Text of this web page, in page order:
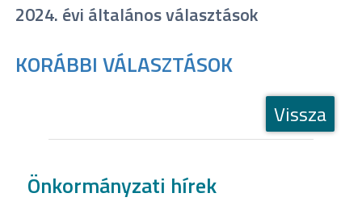
2024. évi általános választások
KORÁBBI VÁLASZTÁSOK
Vissza
Önkormányzati hírek